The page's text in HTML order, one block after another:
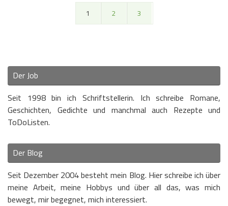
1 2 3
Der Job
Seit 1998 bin ich Schriftstellerin. Ich schreibe Romane,
Geschichten, Gedichte und manchmal auch Rezepte und
ToDoListen.
Der Blog
Seit Dezember 2004 besteht mein Blog. Hier schreibe ich über
meine Arbeit, meine Hobbys und über all das, was mich
bewegt, mir begegnet, mich interessiert.